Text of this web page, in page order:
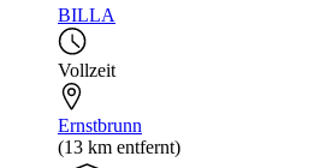
BILLA
Vollzeit
Ernstbrunn
(13 km entfernt)